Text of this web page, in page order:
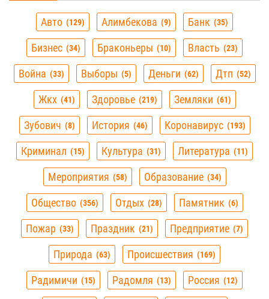
Авто 129 Алимбекова 9 Банк 35
Бизнес 34 Браконьеры 10 Власть 23
Война 33 Выборы 5 Деньги 62 Дтп 52
Жкх 41 Здоровье 219 Земляки 61
Зубович 8 История 46 Коронавирус 193
Криминал 15 Культура 31 Литература 11
Мероприятия 58 Образование 34
Общество 356 Отдых 28 Памятник 6
Пожар 33 Праздник 21 Предприятие 7
Природа 63 Происшествия 169
Радимичи 15 Радомля 13 Россия 12